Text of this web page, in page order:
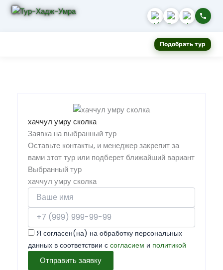
Подобрать тур
хаччул умру сколка
Заявка на выбранный тур
Оставьте контакты, и менеджер закрепит за
вами этот тур или подберет ближайший вариант
Выбранный тур
хаччул умру сколка
Я согласен(на) на обработку персональных
данных в соответствии с согласием и политикой
Отправить заявку